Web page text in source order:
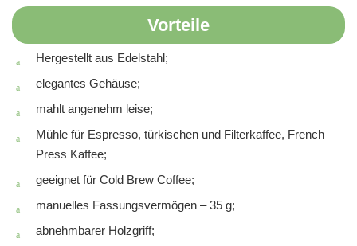
Vorteile
Hergestellt aus Edelstahl;
elegantes Gehäuse;
mahlt angenehm leise;
Mühle für Espresso, türkischen und Filterkaffee, French
Press Kaffee;
geeignet für Cold Brew Coffee;
manuelles Fassungsvermögen – 35 g;
abnehmbarer Holzgriff;